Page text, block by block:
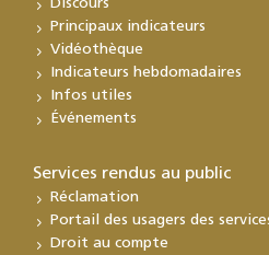
Discours
Principaux indicateurs
Vidéothèque
Indicateurs hebdomadaires
Infos utiles
Événements
Services rendus au public
Réclamation
Portail des usagers des
Droit au compte